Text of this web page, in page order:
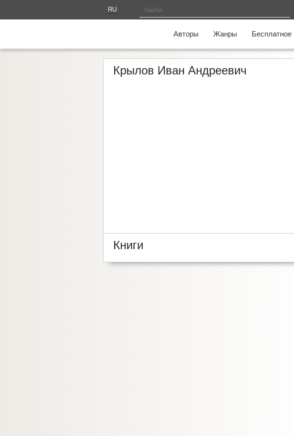
RU
Авторы Жанры Бесплатное
Крылов Иван Андреевич
Книги